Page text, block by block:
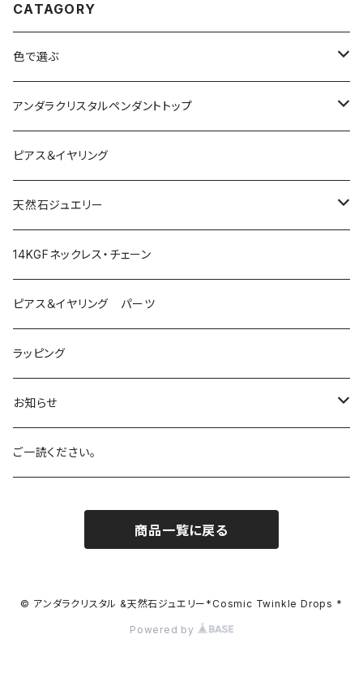
CATAGORY
色で選ぶ
ブルー
ピンク
レッド
イエロー
グリーン
オレンジ
ホワイト
バイオレット
レアカラー
アンダラクリスタルペンダントトップ
Amber
Angel Aura
Angel Aura Cismic Ice
Angel Aura Pink
Azul Elysium
Aqua
Celestial Gold
Celestial Heart
Celestial Sapphire
ピアス＆イヤリング
天然石ジュエリー
ハーキマーダイヤモンド
ブラックガーデンスモーキークォーツ
サンストーン
ルチルクォーツ
アーカンソー産スモーキークォーツ
ピンクトルマリン
アクアマリン
14KGFネックレス・チェーン
ピアス＆イヤリング パーツ
ラッピング
お知らせ
SALE!
ご一読ください。
商品一覧に戻る
© アンダラクリスタル &天然石ジュエリー*Cosmic Twinkle Drops *
Powered by